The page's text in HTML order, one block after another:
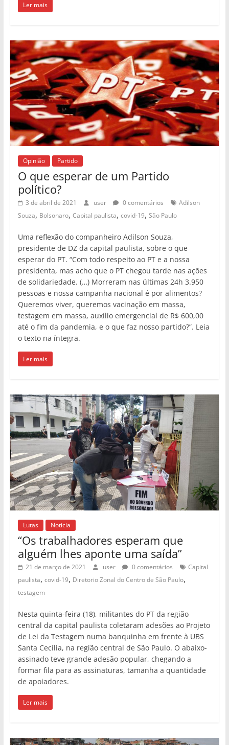
Ler mais
Opinião Partido
O que esperar de um Partido
político?
3 de abril de 2021 user 0 comentários
Adilson
Souza, Bolsonaro, Capital paulista, covid-19, São Paulo
Uma reflexão do companheiro Adilson Souza,
presidente de DZ da capital paulista, sobre o que
esperar do PT. “Com todo respeito ao PT e a nossa
presidenta, mas acho que o PT chegou tarde nas ações
de solidariedade. (…) Morreram nas últimas 24h 3.950
pessoas e nossa campanha nacional é por alimentos?
Queremos viver, queremos vacinação em massa,
testagem em massa, auxílio emergencial de R$ 600,00
até o fim da pandemia, e o que faz nosso partido?”. Leia
o texto na íntegra.
Ler mais
Lutas Notícia
“Os trabalhadores esperam que
alguém lhes aponte uma saída”
21 de março de 2021 user 0 comentários
Capital
paulista, covid-19, Diretorio Zonal do Centro de São Paulo,
testagem
Nesta quinta-feira (18), militantes do PT da região
central da capital paulista coletaram adesões ao Projeto
de Lei da Testagem numa banquinha em frente à UBS
Santa Cecília, na região central de São Paulo. O abaixo-
assinado teve grande adesão popular, chegando a
formar fila para as assinaturas, tamanha a quantidade
de apoiadores.
Ler mais